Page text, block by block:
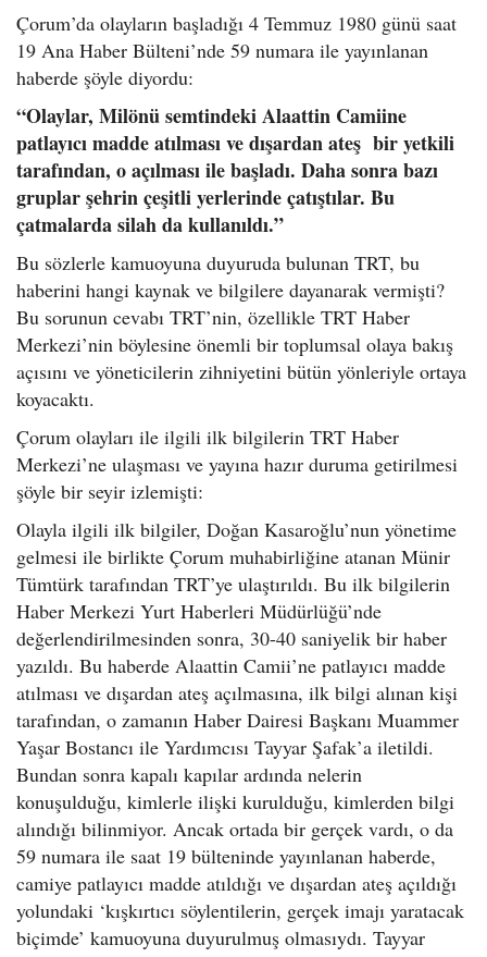
Çorum’da olayların başladığı 4 Temmuz 1980 günü saat
19 Ana Haber Bülteni’nde 59 numara ile yayınlanan
haberde şöyle diyordu:
“Olaylar, Milönü semtindeki Alaattin Camiine
patlayıcı madde atılması ve dışardan ateş bir yetkili
tarafından, o açılması ile başladı. Daha sonra bazı
gruplar şehrin çeşitli yerlerinde çatıştılar. Bu
çatmalarda silah da kullanıldı.”
Bu sözlerle kamuoyuna duyuruda bulunan TRT, bu
haberini hangi kaynak ve bilgilere dayanarak vermişti?
Bu sorunun cevabı TRT’nin, özellikle TRT Haber
Merkezi’nin böylesine önemli bir toplumsal olaya bakış
açısını ve yöneticilerin zihniyetini bütün yönleriyle ortaya
koyacaktı.
Çorum olayları ile ilgili ilk bilgilerin TRT Haber
Merkezi’ne ulaşması ve yayına hazır duruma getirilmesi
şöyle bir seyir izlemişti:
Olayla ilgili ilk bilgiler, Doğan Kasaroğlu’nun yönetime
gelmesi ile birlikte Çorum muhabirliğine atanan Münir
Tümtürk tarafından TRT’ye ulaştırıldı. Bu ilk bilgilerin
Haber Merkezi Yurt Haberleri Müdürlüğü’nde
değerlendirilmesinden sonra, 30-40 saniyelik bir haber
yazıldı. Bu haberde Alaattin Camii’ne patlayıcı madde
atılması ve dışardan ateş açılmasına, ilk bilgi alınan kişi
tarafından, o zamanın Haber Dairesi Başkanı Muammer
Yaşar Bostancı ile Yardımcısı Tayyar Şafak’a iletildi.
Bundan sonra kapalı kapılar ardında nelerin
konuşulduğu, kimlerle ilişki kurulduğu, kimlerden bilgi
alındığı bilinmiyor. Ancak ortada bir gerçek vardı, o da
59 numara ile saat 19 bülteninde yayınlanan haberde,
camiye patlayıcı madde atıldığı ve dışardan ateş açıldığı
yolundaki ‘kışkırtıcı söylentilerin, gerçek imajı yaratacak
biçimde’ kamuoyuna duyurulmuş olmasıydı. Tayyar